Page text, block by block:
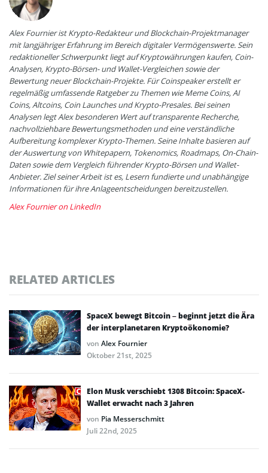
Alex Fournier ist Krypto-Redakteur und Blockchain-Projektmanager
mit langjähriger Erfahrung im Bereich digitaler Vermögenswerte. Sein
redaktioneller Schwerpunkt liegt auf Kryptowährungen kaufen, Coin-
Analysen, Krypto-Börsen- und Wallet-Vergleichen sowie der
Bewertung neuer Blockchain-Projekte. Für Coinspeaker erstellt er
regelmäßig umfassende Ratgeber zu Themen wie Meme Coins, AI
Coins, Altcoins, Coin Launches und Krypto-Presales. Bei seinen
Analysen legt Alex besonderen Wert auf transparente Recherche,
nachvollziehbare Bewertungsmethoden und eine verständliche
Aufbereitung komplexer Krypto-Themen. Seine Inhalte basieren auf
der Auswertung von Whitepapern, Tokenomics, Roadmaps, On-Chain-
Daten sowie dem Vergleich führender Krypto-Börsen und Wallet-
Anbieter. Ziel seiner Arbeit ist es, Lesern fundierte und unabhängige
Informationen für ihre Anlageentscheidungen bereitzustellen.
Alex Fournier on LinkedIn
RELATED ARTICLES
SpaceX bewegt Bitcoin – beginnt jetzt die Ära
der interplanetaren Kryptoökonomie?
von Alex Fournier
Oktober 21st, 2025
Elon Musk verschiebt 1308 Bitcoin: SpaceX-
Wallet erwacht nach 3 Jahren
von Pia Messerschmitt
Juli 22nd, 2025